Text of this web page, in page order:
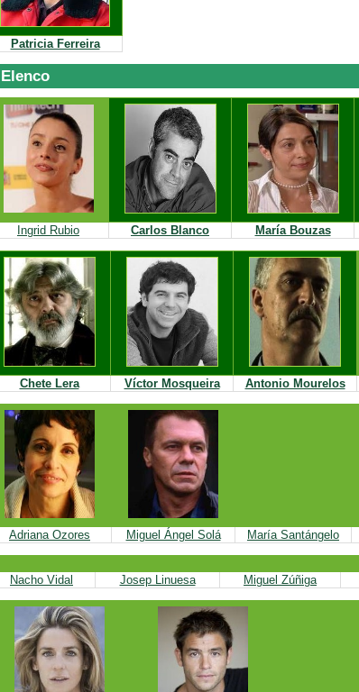
Patricia Ferreira
Elenco
Ingrid Rubio Carlos Blanco María Bouzas
Chete Lera Víctor Mosqueira Antonio Mourelos
Adriana Ozores Miguel Ángel Solá María Santángelo
Nacho Vidal Josep Linuesa Miguel Zúñiga